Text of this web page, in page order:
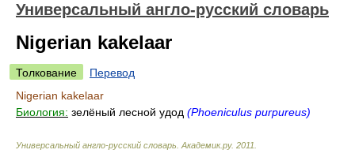
Универсальный англо-русский словарь
Nigerian kakelaar
Толкование
Перевод
Nigerian kakelaar
Биология: зелёный лесной удод (Phoeniculus purpureus)
Универсальный англо-русский словарь Академик.ру. 2011